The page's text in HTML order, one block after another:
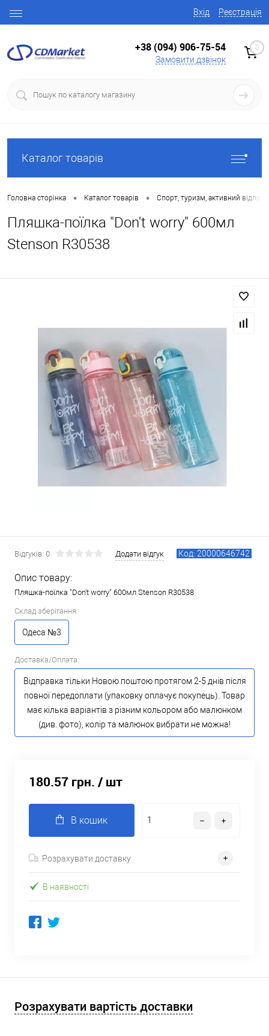
Вхід Реєстрація
+38 (094) 906-75-54
Замовити дзвінок
0
Каталог товарів
Головна сторінка • Каталог товарів • Спорт, туризм, активний
Пляшка-поїлка "Don't worry" 600мл
Stenson R30538
Відгуків: 0 Додати відгук Код: 20000646742
Опис товару:
Пляшка-поїлка "Don't worry" 600мл Stenson R30538
Склад зберігання:
Одеса №3
Доставка/Оплата:
Відправка тільки Новою поштою протягом 2-5 днів після
повної передоплати (упаковку оплачує покупець). Товар
має кілька варіантів з різним кольором або малюнком
(див. фото), колір та малюнок вибрати не можна!
180.57 грн. / шт
В кошик
Розрахувати доставку
В наявності
Розрахувати вартість доставки